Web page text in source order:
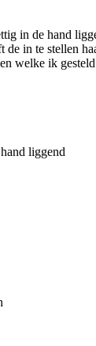
in de hand
de in te stellen
welke ik
liggend